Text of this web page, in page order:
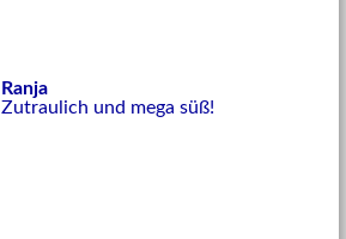
Ranja
Zutraulich und mega süß!